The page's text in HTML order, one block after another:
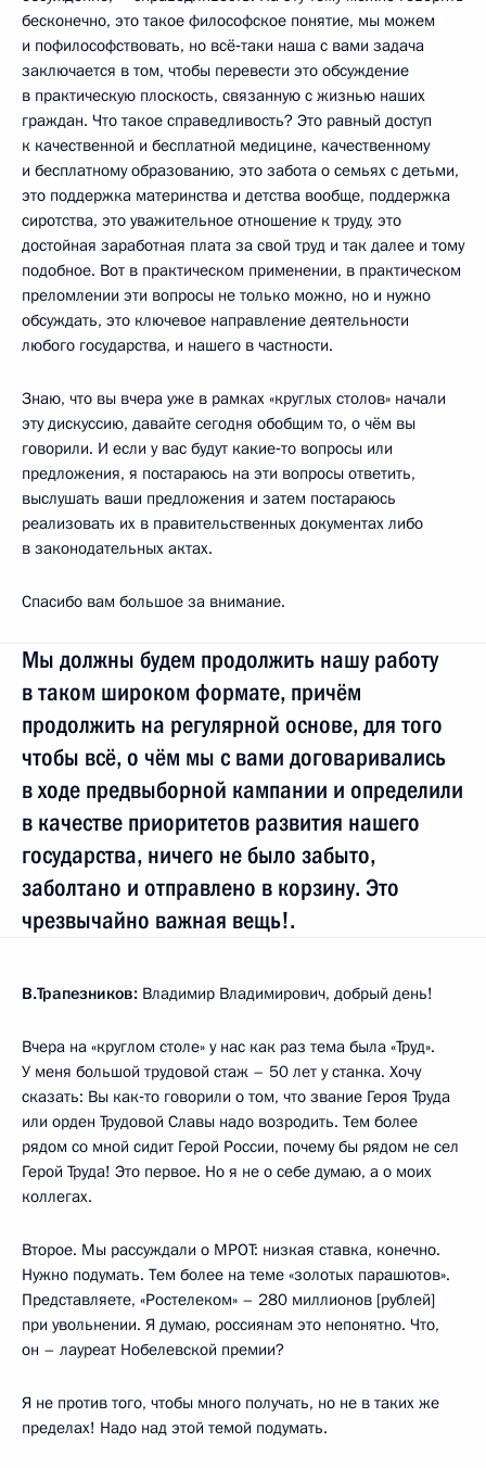
бесконечно, это такое философское понятие, мы можем
и пофилософствовать, но всё‑таки наша с вами задача
заключается в том, чтобы перевести это обсуждение
в практическую плоскость, связанную с жизнью наших
граждан. Что такое справедливость? Это равный доступ
к качественной и бесплатной медицине, качественному
и бесплатному образованию, это забота о семьях с детьми,
это поддержка материнства и детства вообще, поддержка
сиротства, это уважительное отношение к труду, это
достойная заработная плата за свой труд и так далее и тому
подобное. Вот в практическом применении, в практическом
преломлении эти вопросы не только можно, но и нужно
обсуждать, это ключевое направление деятельности
любого государства, и нашего в частности.
Знаю, что вы вчера уже в рамках «круглых столов» начали
эту дискуссию, давайте сегодня обобщим то, о чём вы
говорили. И если у вас будут какие‑то вопросы или
предложения, я постараюсь на эти вопросы ответить,
выслушать ваши предложения и затем постараюсь
реализовать их в правительственных документах либо
в законодательных актах.
Спасибо вам большое за внимание.
Мы должны будем продолжить нашу работу
в таком широком формате, причём
продолжить на регулярной основе, для того
чтобы всё, о чём мы с вами договаривались
в ходе предвыборной кампании и определили
в качестве приоритетов развития нашего
государства, ничего не было забыто,
заболтано и отправлено в корзину. Это
чрезвычайно важная вещь!.
В.Трапезников: Владимир Владимирович, добрый день!
Вчера на «круглом столе» у нас как раз тема была «Труд».
У меня большой трудовой стаж – 50 лет у станка. Хочу
сказать: Вы как‑то говорили о том, что звание Героя Труда
или орден Трудовой Славы надо возродить. Тем более
рядом со мной сидит Герой России, почему бы рядом не сел
Герой Труда! Это первое. Но я не о себе думаю, а о моих
коллегах.
Второе. Мы рассуждали о МРОТ: низкая ставка, конечно.
Нужно подумать. Тем более на теме «золотых парашютов».
Представляете, «Ростелеком» – 280 миллионов [рублей]
при увольнении. Я думаю, россиянам это непонятно. Что,
он – лауреат Нобелевской премии?
Я не против того, чтобы много получать, но не в таких же
пределах! Надо над этой темой подумать.